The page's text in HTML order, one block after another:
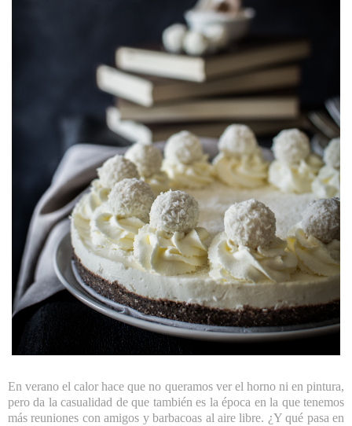
En verano el calor hace que no queramos ver el horno ni en pintura,
pero da la casualidad de que también es la época en la que tenemos
más reuniones con amigos y barbacoas al aire libre. ¿Y qué pasa en